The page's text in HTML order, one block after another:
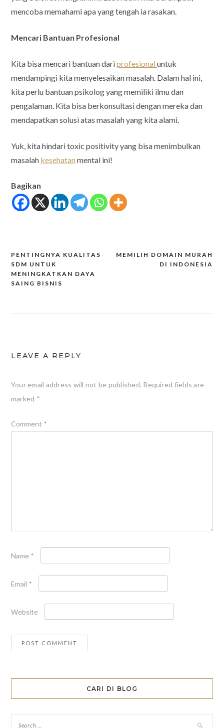
mencoba memahami apa yang tengah ia rasakan.
Mencari Bantuan Profesional
Kita bisa mencari bantuan dariprofesional untuk
mendampingi kita menyelesaikan masalah. Dalam hal ini,
kita perlu bantuan psikolog yang memiliki ilmu dan
pengalaman. Kita bisa berkonsultasi dengan mereka dan
mendapatkan solusi atas masalah yang kita alami.
Yuk, kita hindari toxic positivity yang bisa menimbulkan
masalah kesehatan mental ini!
Bagikan
Post
navigation
MEMILIH DOMAIN MURAH
DI INDONESIA
PENTINGNYA KUALITAS
SDM UNTUK
MENINGKATKAN DAYA
SAING BISNIS
LEAVE A REPLY
Your email address will not be published. Required fields are
marked *
Comment *
Name *
Email *
Website
CARI DI BLOG